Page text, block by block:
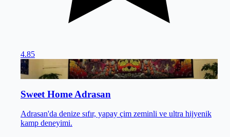
4.85
Kumluca/Antalya
Sweet Home Adrasan
Adrasan'da denize sıfır, yapay çim zeminli ve ultra hijyenik
kamp deneyimi.